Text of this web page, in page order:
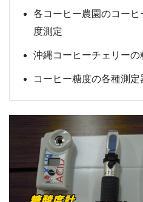
各コーヒー農園のコー
度測定
沖縄コーヒーチェリー
コーヒー糖度の各種測定